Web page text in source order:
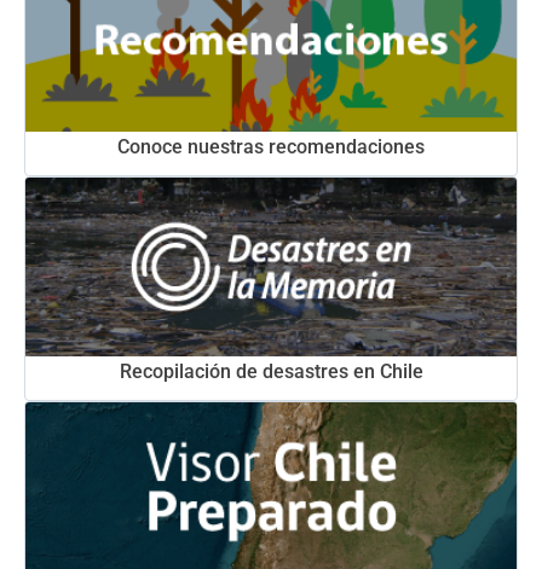
Conoce nuestras recomendaciones
Recopilación de desastres en Chile